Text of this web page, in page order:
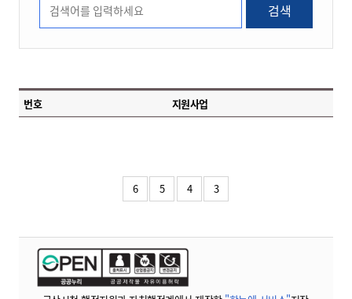
검색
번호 지원사업
6 5 4 3